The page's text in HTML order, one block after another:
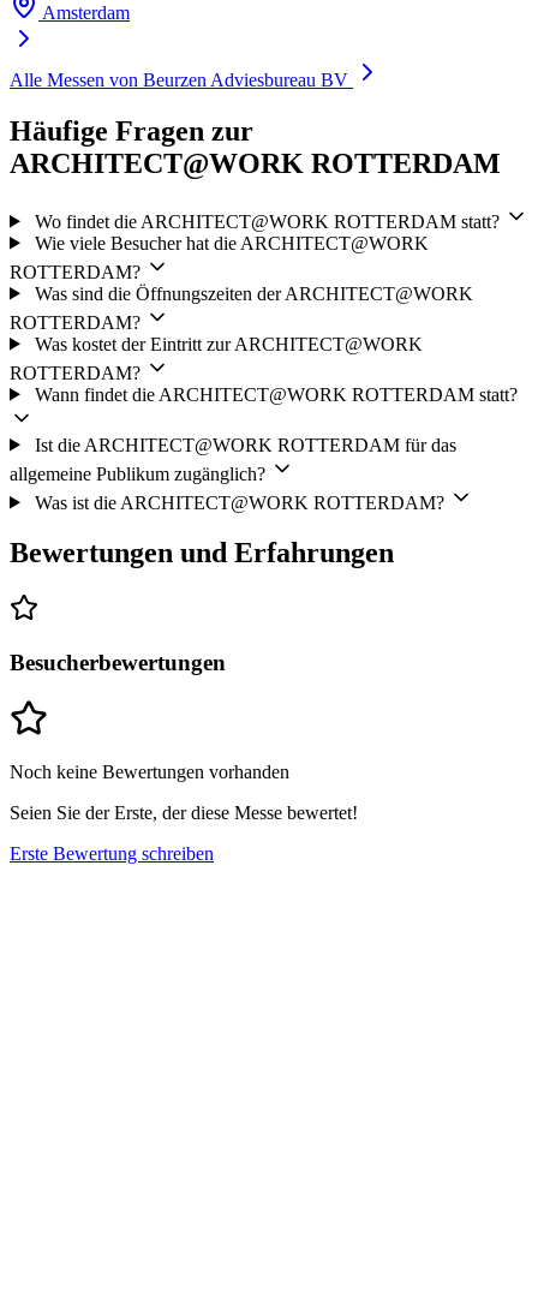
Amsterdam
Alle Messen von Beurzen Adviesbureau BV
Häufige Fragen zur
ARCHITECT@WORK ROTTERDAM
Wo findet die ARCHITECT@WORK ROTTERDAM statt?
Wie viele Besucher hat die ARCHITECT@WORK
ROTTERDAM?
Was sind die Öffnungszeiten der ARCHITECT@WORK
ROTTERDAM?
Was kostet der Eintritt zur ARCHITECT@WORK
ROTTERDAM?
Wann findet die ARCHITECT@WORK ROTTERDAM statt?
Ist die ARCHITECT@WORK ROTTERDAM für das
allgemeine Publikum zugänglich?
Was ist die ARCHITECT@WORK ROTTERDAM?
Bewertungen und Erfahrungen
Besucherbewertungen
Noch keine Bewertungen vorhanden
Seien Sie der Erste, der diese Messe bewertet!
Erste Bewertung schreiben